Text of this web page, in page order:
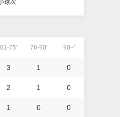
球次
61-75' 76-90' 90+'
3 1 0
2 1 0
1 0 0